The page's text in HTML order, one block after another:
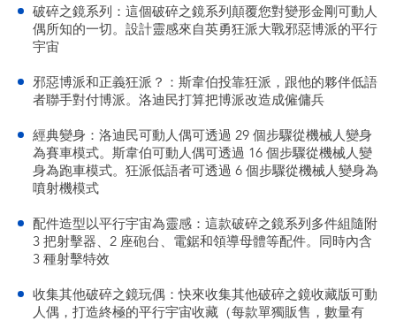
破碎之鏡系列：這個破碎之鏡系列顛覆您對變形金剛可動人
偶所知的一切。設計靈感來自英勇狂派大戰邪惡博派的平行
宇宙
邪惡博派和正義狂派？：斯韋伯投靠狂派，跟他的夥伴低語
者聯手對付博派。洛迪民打算把博派改造成僱傭兵
經典變身：洛迪民可動人偶可透過 29 個步驟從機械人變身
為賽車模式。斯韋伯可動人偶可透過 16 個步驟從機械人變
身為跑車模式。狂派低語者可透過 6 個步驟從機械人變身為
噴射機模式
配件造型以平行宇宙為靈感：這款破碎之鏡系列多件組隨附
3 把射擊器、2 座砲台、電鋸和領導母體等配件。同時內含
3 種射擊特效
收集其他破碎之鏡玩偶：快來收集其他破碎之鏡收藏版可動
人偶，打造終極的平行宇宙收藏（每款單獨販售，數量有